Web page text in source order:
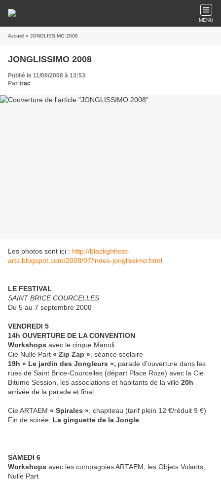
MENU
Accueil » JONGLISSIMO 2008
JONGLISSIMO 2008
Publié le 11/09/2008 à 13:53
Par trac
Les photos sont ici : http://blackghhost-
arts.blogspot.com/2008/07/index-jonglissimo.html
LE FESTIVAL
SAINT BRICE COURCELLES
Du 5 au 7 septembre 2008
VENDREDI 5
14h OUVERTURE DE LA CONVENTION
Workshops avec le cirque Manoli
Cie Nulle Part « Zip Zap » , séance scolaire
19h « Le jardin des Jongleurs », parade d’ouverture dans les
rues de Saint Brice-Courcelles (départ Place Roze) avec la Cie
Bitume Session, les associations et habitants de la ville 20h
arrivée de la parade et final
Cie ARTAEM « Spirales » , chapiteau (tarif plein 12 €/réduit 9 €)
Fin de soirée, La ginguette de la Jongle
SAMEDI 6
Workshops avec les compagnies ARTAEM, les Objets Volants,
Nulle Part